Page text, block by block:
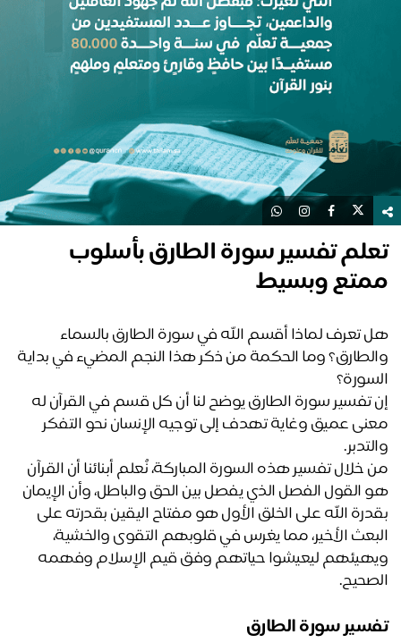
تفسير سورة الطارق بأسلوب
وبسيط
هل تعرف لماذا أقسم الله في سورة الطارق بالسماء
والطارق؟ وما الحكمة من ذكر هذا النجم المضيء في بداية
إن تفسير سورة الطارق يوضح لنا أن كل قسم في القرآن له
معنى عميق وغاية تهدف إلى توجيه الإنسان نحو التفكر
من خلال تفسير هذه السورة المباركة، نُعلم أبنائنا أن القرآن
هو القول الفصل الذي يفصل بين الحق والباطل، وأن الإيمان
بقدرة الله على الخلق الأول هو مفتاح اليقين بقدرته على
البعث الأخير، مما يغرس في قلوبهم التقوى والخشية،
ويهيئهم ليعيشوا حياتهم وفق قيم الإسلام وفهمه
سورة الطارق